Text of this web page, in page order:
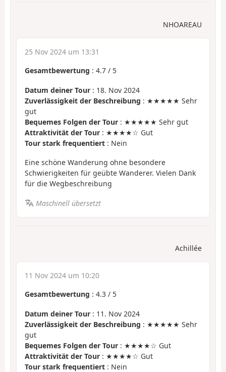
NHOAREAU
25 Nov 2024 um 13:31
Gesamtbewertung : 4.7 / 5
Datum deiner Tour : 18. Nov 2024
Zuverlässigkeit der Beschreibung : ★★★★★ Sehr
gut
Bequemes Folgen der Tour : ★★★★★ Sehr gut
Attraktivität der Tour : ★★★★☆ Gut
Tour stark frequentiert : Nein
Eine schöne Wanderung ohne besondere
Schwierigkeiten für geübte Wanderer. Vielen Dank
für die Wegbeschreibung
Maschinell übersetzt
Achillée
11 Nov 2024 um 10:20
Gesamtbewertung : 4.3 / 5
Datum deiner Tour : 11. Nov 2024
Zuverlässigkeit der Beschreibung : ★★★★★ Sehr
gut
Bequemes Folgen der Tour : ★★★★☆ Gut
Attraktivität der Tour : ★★★★☆ Gut
Tour stark frequentiert : Nein